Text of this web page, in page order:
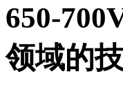
650-
领域的